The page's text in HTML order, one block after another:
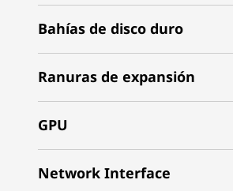
Bahías de disco duro
Ranuras de expansión
GPU
Network Interface